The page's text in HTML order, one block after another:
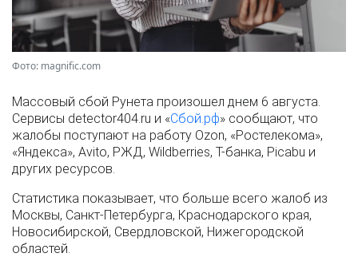
Фото: magnific.com
Массовый сбой Рунета произошел днем 6 августа.
Сервисы detector404.ru и «Сбой.рф» сообщают, что
жалобы поступают на работу Ozon, «Ростелекома»,
«Яндекса», Avito, РЖД, Wildberries, Т-банка, Picabu и
других ресурсов.
Статистика показывает, что больше всего жалоб из
Москвы, Санкт-Петербурга, Краснодарского края,
Новосибирской, Свердловской, Нижегородской
областей.